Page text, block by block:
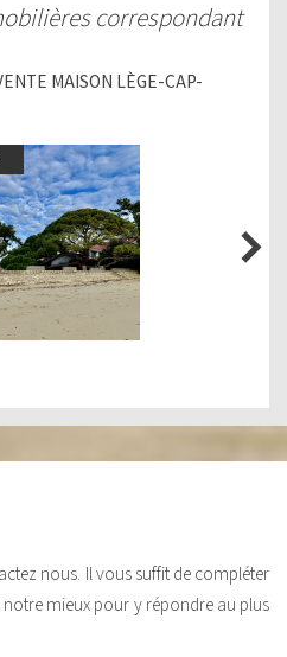
MAISON LÈGE-CAP-
nous. Il vous suffit de compléter
mieux pour y répondre au plus